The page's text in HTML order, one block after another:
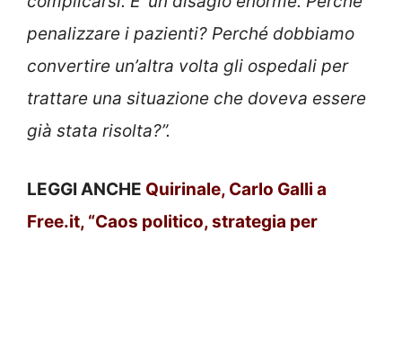
penalizzare i pazienti? Perché dobbiamo
convertire un’altra volta gli ospedali per
trattare una situazione che doveva essere
già stata risolta?”.
LEGGI ANCHE Quirinale, Carlo Galli a
Free.it, “Caos politico, strategia per